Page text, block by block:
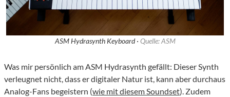
ASM Hydrasynth Keyboard · Quelle: ASM
Was mir persönlich am ASM Hydrasynth gefällt: Dieser Synth
verleugnet nicht, dass er digitaler Natur ist, kann aber durchaus
Analog-Fans begeistern (wie mit diesem Soundset). Zudem